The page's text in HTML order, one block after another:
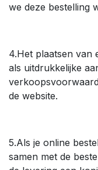
we deze bestelling
4.Het plaatsen van
als uitdrukkelijke
de website.
5.Als je online
samen met de